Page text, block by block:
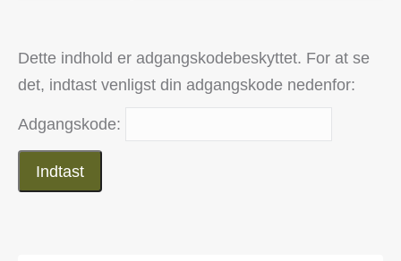
Dette indhold er adgangskodebeskyttet. For at se
det, indtast venligst din adgangskode nedenfor:
Adgangskode: